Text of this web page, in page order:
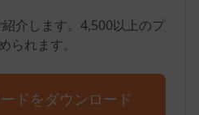
介します。4,500以上のプ
られます。
ドをダウンロード